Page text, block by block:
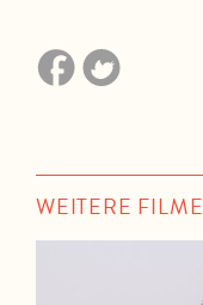
WEITERE FILME